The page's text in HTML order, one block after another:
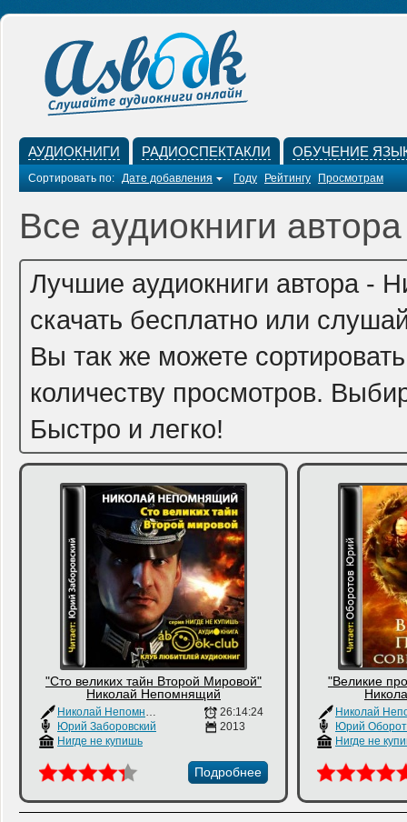
АУДИОКНИГИ РАДИОСПЕКТАКЛИ ОБУЧЕНИЕ
Сортировать по: Дате добавления Году Рейтингу Просмотрам
Все аудиокниги
Лучшие аудиокниги автора -
скачать бесплатно или
Вы так же можете
количеству просмотров.
Быстро и легко!
"Сто великих тайн Второй Мировой"
Николай Непомнящий
Николай Непомнящий
Юрий Заборовский
Нигде не купишь
26:14:24
2013
Подробнее
"Великие
Юрий
Нигде не